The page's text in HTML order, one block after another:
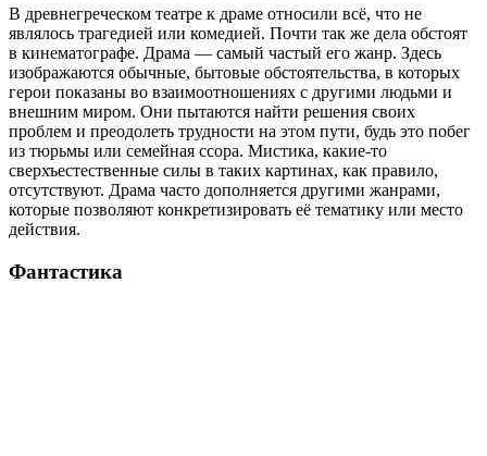
В древнегреческом театре к драме относили всё, что не
являлось трагедией или комедией. Почти так же дела обстоят
в кинематографе. Драма — самый частый его жанр. Здесь
изображаются обычные, бытовые обстоятельства, в которых
герои показаны во взаимоотношениях с другими людьми и
внешним миром. Они пытаются найти решения своих
проблем и преодолеть трудности на этом пути, будь это побег
из тюрьмы или семейная ссора. Мистика, какие-то
сверхъестественные силы в таких картинах, как правило,
отсутствуют. Драма часто дополняется другими жанрами,
которые позволяют конкретизировать её тематику или место
действия.
Фантастика